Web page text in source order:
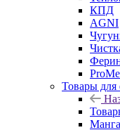
КПД
AGNI
Товары для